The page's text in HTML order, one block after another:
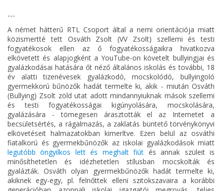
---
A német hátterű RTL Csoport által a nemi orientációja miatt
közismertté tett Osváth Zsolt (VV Zsolt) szellemi és testi
fogyatékosok ellen az ő fogyatékosságaikra hivatkozva
elkövetett és alapjogként a YouTube-on követelt bullyingjai és
gyalázkodásai hatására őt néző általános iskolás és további, 18
év alatti tizenévesek gyalázkodó, mocskolódó, bullyingoló
gyermekkorú bűnözők hadát termelte ki, akik - miután Osváth
(Bullying) Zsolt zöld utat adott mindannyiuknak mások szellemi
és testi fogyatékosságai kigúnyolására, mocskolására,
gyalázására - tömegesen árasztották el az Internetet a
becsületsértés, a rágalmazás, a zaklatás büntető törvénykönyvi
elkövetéseit halmazatokban kimerítve. Ezen belül az osváthi
fiatalkorú és gyermekbűnözők az iskolai gyalázkodások miatt
legutóbb öngyilkos lett és meghalt fiút és annak szüleit is
minősíthetetlen és idézhetetlen stílusban mocskolták és
gyalázták. Osváth olyan gyermekbűnözők hadát termelte ki,
akiknek egy-egy, pl. felnőttek elleni szitokszavaira a korábbi